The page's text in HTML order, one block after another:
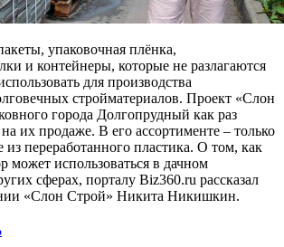
упаковочная плёнка,
и контейнеры, которые не разлагаются
для производства
стройматериалов. Проект «Слон
города Долгопрудный как раз
их продаже. В его ассортименте – только
из переработанного пластика. О том, как
может использоваться в дачном
сферах, порталу Biz360.ru рассказал
«Слон Строй» Никита Никишкин.